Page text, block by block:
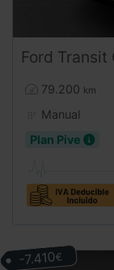
Ford Transit
79.200 km
Manual
Plan Pive
-7.410€